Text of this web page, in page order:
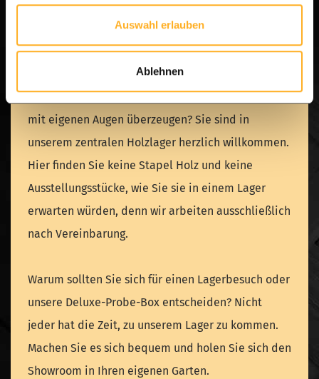
Auswahl erlauben
Ablehnen
Unser Holzlager
Möchten Sie sich von der überragenden Qualität
unseres hochwertigen Ipé- und Azobé-Hartholzes
mit eigenen Augen überzeugen? Sie sind in
unserem zentralen Holzlager herzlich willkommen.
Hier finden Sie keine Stapel Holz und keine
Ausstellungsstücke, wie Sie sie in einem Lager
erwarten würden, denn wir arbeiten ausschließlich
nach Vereinbarung.
Warum sollten Sie sich für einen Lagerbesuch oder
unsere Deluxe-Probe-Box entscheiden? Nicht
jeder hat die Zeit, zu unserem Lager zu kommen.
Machen Sie es sich bequem und holen Sie sich den
Showroom in Ihren eigenen Garten.